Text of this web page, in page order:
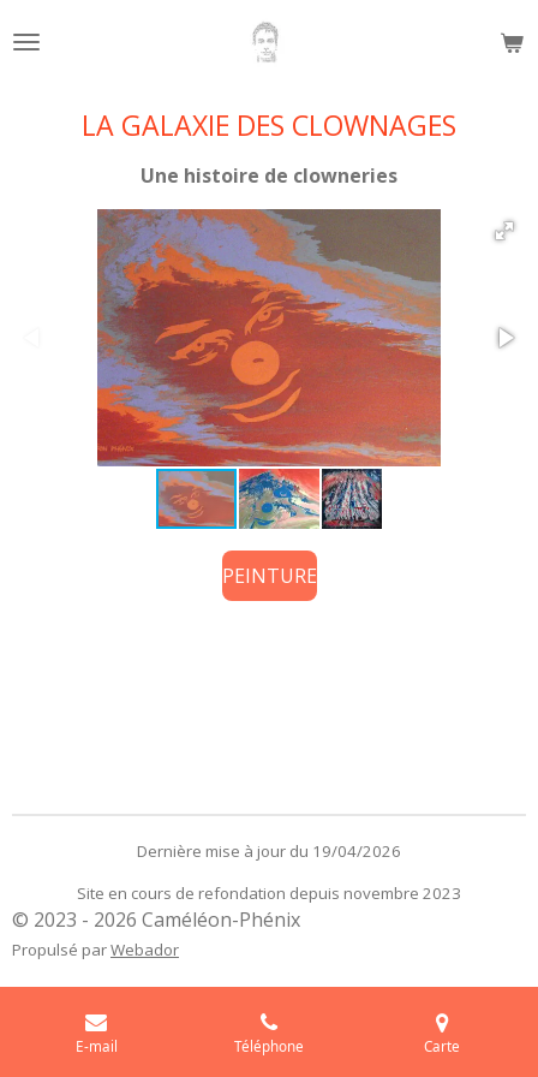
au
principalLA GALAXIE DES CLOWNAGES
Une histoire de clowneries
PEINTURE
Dernière mise à jour du 19/04/2026
Site en cours de refondation depuis novembre 2023
© 2023 - 2026 Caméléon-Phénix
Propulsé parWebador
E-mail Téléphone Carte